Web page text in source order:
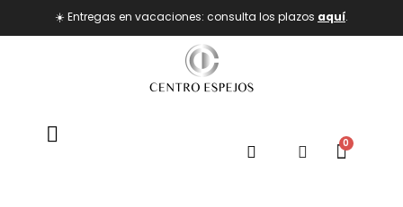
☀️ Entregas en vacaciones: consulta los plazos aquí.